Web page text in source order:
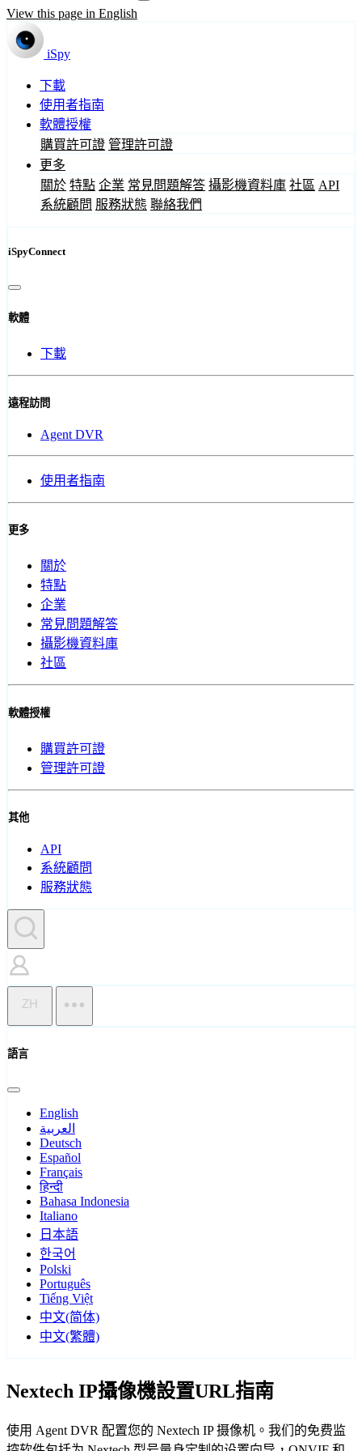
View this page in English
iSpy
下載
使用者指南
軟體授權
購買許可證 管理許可證
更多
關於 特點 企業 常見問題解答 攝影機資料庫 社區 API
系統顧問 服務狀態 聯絡我們
iSpyConnect
軟體
下載
遠程訪問
Agent DVR
使用者指南
更多
關於
特點
企業
常見問題解答
攝影機資料庫
社區
軟體授權
購買許可證
管理許可證
其他
API
系統顧問
服務狀態
ZH
語言
English
العربية
Deutsch
Español
Français
हिन्दी
Bahasa Indonesia
Italiano
日本語
한국어
Polski
Português
Tiếng Việt
中文(简体)
中文(繁體)
Nextech IP攝像機設置URL指南
使用 Agent DVR 配置您的 Nextech IP 摄像机。我们的免费监